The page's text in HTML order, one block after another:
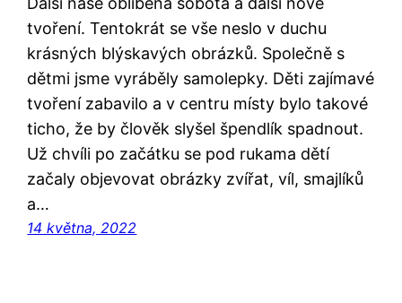
tvoření. Tentokrát se vše neslo v duchu
krásných blýskavých obrázků. Společně s
dětmi jsme vyráběly samolepky. Děti zajímavé
tvoření zabavilo a v centru místy bylo takové
ticho, že by člověk slyšel špendlík spadnout.
Už chvíli po začátku se pod rukama dětí
začaly objevovat obrázky zvířat, víl, smajlíků
a…
14 května, 2022